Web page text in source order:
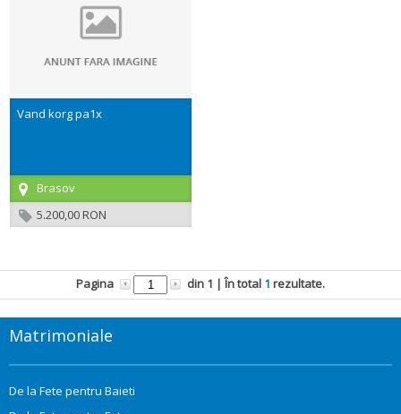
Vand korg pa1x
Brasov
5.200,00 RON
Pagina din 1 | În total 1 rezultate.
Matrimoniale
De la Fete pentru Baieti